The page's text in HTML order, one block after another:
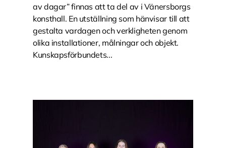
av dagar” finnas att ta del av i Vänersborgs
konsthall. En utställning som hänvisar till att
gestalta vardagen och verkligheten genom
olika installationer, målningar och objekt.
Kunskapsförbundets...